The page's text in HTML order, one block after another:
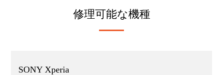
修理可能な機種
SONY Xperia